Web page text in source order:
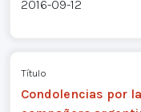
2016-09-12
Título
Condolencias por